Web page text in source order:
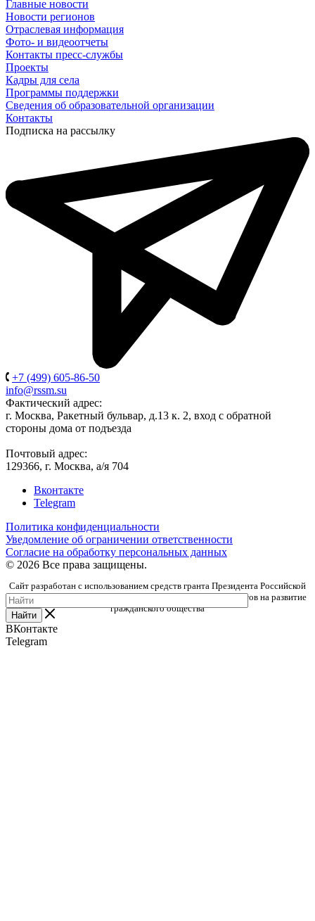
Главные новости
Новости регионов
Отраслевая информация
Фото- и видеоотчеты
Контакты пресс-службы
Проекты
Кадры для села
Программы поддержки
Сведения об образовательной организации
Контакты
Подписка на рассылку
+7 (499) 605-86-50
info@rssm.su
Фактический адрес:
г. Москва, Ракетный бульвар, д.13 к. 2, вход с обратной
стороны дома от подъезда
Почтовый адрес:
129366, г. Москва, а/я 704
Вконтакте
Telegram
Политика конфиденциальности
Уведомление об ограничении ответственности
Согласие на обработку персональных данных
© 2026 Все права защищены.
Сайт разработан с использованием средств гранта Президента Российской
Федерации, предоставленного Фондом президентских грантов на развитие
гражданского общества
Найти
ВКонтакте
Telegram